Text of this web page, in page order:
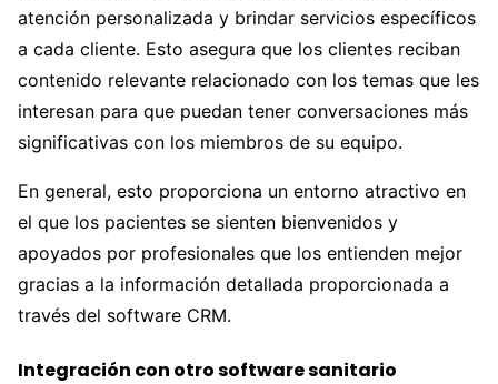
atención personalizada y brindar servicios específicos
a cada cliente. Esto asegura que los clientes reciban
contenido relevante relacionado con los temas que les
interesan para que puedan tener conversaciones más
significativas con los miembros de su equipo.
En general, esto proporciona un entorno atractivo en
el que los pacientes se sienten bienvenidos y
apoyados por profesionales que los entienden mejor
gracias a la información detallada proporcionada a
través del software CRM.
Integración con otro software sanitario